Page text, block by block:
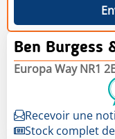
Ben Burgess
Europa Way NR1
Recevoir une
Stock complet